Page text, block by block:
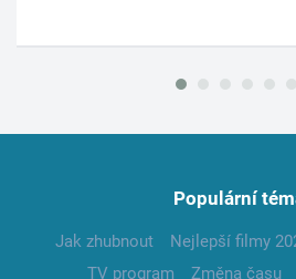
Populární
Jak zhubnout Nejlepší filmy
TV program
Změna času